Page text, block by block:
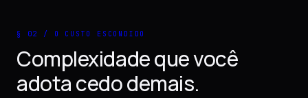
§ 02 / O CUSTO ESCONDIDO
Complexidade que você
adota cedo demais.